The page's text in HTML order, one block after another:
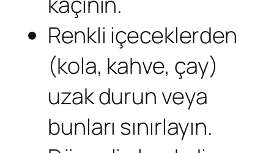
Renkli içeceklerden
(kola, kahve, çay)
uzak durun veya
bunları sınırlayın.